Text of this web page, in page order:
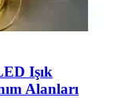
Işık
Alanları